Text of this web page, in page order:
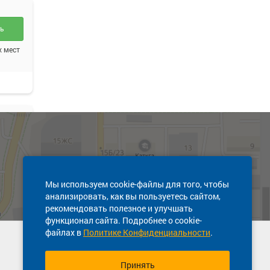
мест
Мы используем cookie-файлы для того, чтобы
анализировать, как вы пользуетесь сайтом,
рекомендовать полезное и улучшать
функционал сайта. Подробнее о cookie-
файлах в Политике Конфиденциальности.
Принять
8 (391) 274-79-08